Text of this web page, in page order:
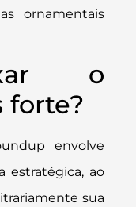
ornamentais
o
forte?
envolve
estratégica, ao
sua